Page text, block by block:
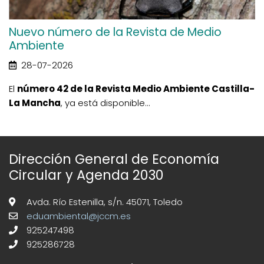
Nuevo número de la Revista de Medio
Ambiente
28-07-2026
El número 42 de la Revista Medio Ambiente Castilla-
La Mancha, ya está disponible...
Dirección General de Economía
Circular y Agenda 2030
Avda. Río Estenilla, s/n. 45071, Toledo
eduambiental@jccm.es
925247498
925286728